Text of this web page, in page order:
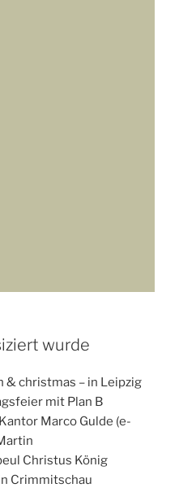
wurde
& christmas – in Leipzig
mit Plan B
Marco Gulde (e-
Christus König
Crimmitschau